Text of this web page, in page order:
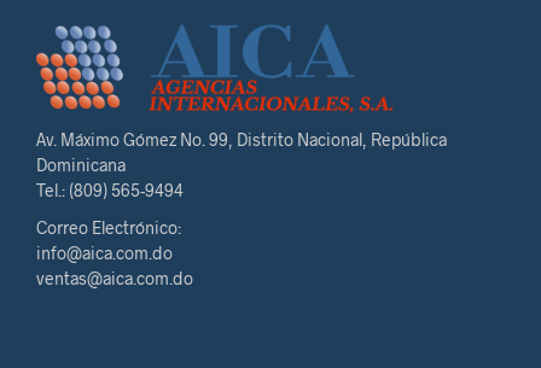
Av. Máximo Gómez No. 99, Distrito Nacional, República
Dominicana
Tel.: (809) 565-9494
Correo Electrónico:
info@aica.com.do
ventas@aica.com.do